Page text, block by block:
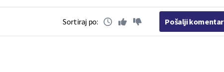
Sortiraj po: Pošalji komentar